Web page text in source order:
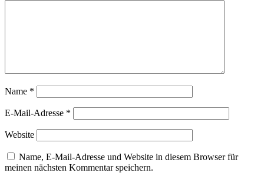
Name *
E-Mail-Adresse *
Website
Name, E-Mail-Adresse und Website in diesem Browser für
meinen nächsten Kommentar speichern.